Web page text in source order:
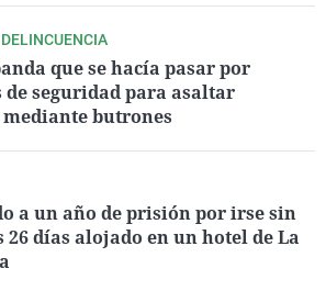
que se hacía pasar por
seguridad para asaltar
mediante butrones
a un año de prisión por irse sin
26 días alojado en un hotel de La